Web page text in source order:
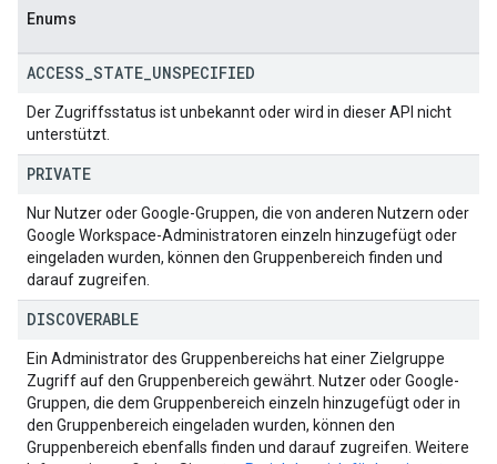
Enums
ACCESS STATE UNSPECIFIED
Der Zugriffsstatus ist unbekannt oder wird in dieser API nicht
unterstützt.
PRIVATE
Nur Nutzer oder Google-Gruppen, die von anderen Nutzern oder
Google Workspace-Administratoren einzeln hinzugefügt oder
eingeladen wurden, können den Gruppenbereich finden und
darauf zugreifen.
DISCOVERABLE
Ein Administrator des Gruppenbereichs hat einer Zielgruppe
Zugriff auf den Gruppenbereich gewährt. Nutzer oder Google-
Gruppen, die dem Gruppenbereich einzeln hinzugefügt oder in
den Gruppenbereich eingeladen wurden, können den
Gruppenbereich ebenfalls finden und darauf zugreifen. Weitere